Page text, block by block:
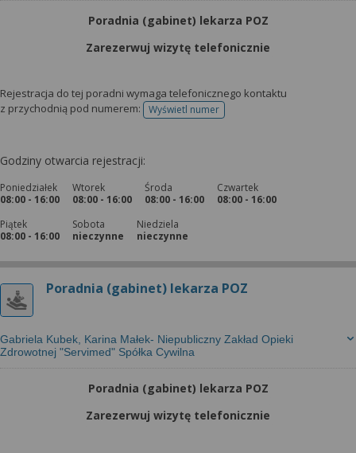
Poradnia (gabinet) lekarza POZ
Zarezerwuj wizytę telefonicznie
Rejestracja do tej poradni wymaga telefonicznego kontaktu
z przychodnią pod numerem:
Wyświetl numertelefonu do rejestracji
Godziny otwarcia rejestracji:
Poniedziałek
08:00 - 16:00
Wtorek
08:00 - 16:00
Środa
08:00 - 16:00
Czwartek
08:00 - 16:00
Piątek
08:00 - 16:00
Sobota
nieczynne
Niedziela
nieczynne
Poradnia (gabinet) lekarza POZ
Gabriela Kubek, Karina Małek- Niepubliczny Zakład Opieki
Zdrowotnej "Servimed" Spółka Cywilna
Poradnia (gabinet) lekarza POZ
Zarezerwuj wizytę telefonicznie